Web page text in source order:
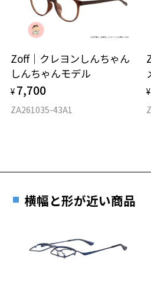
タイプ
材質
Zoff｜クレヨンしんちゃん
しんちゃんモデル
¥ 7,700
ZA261035-43A1
¥
横幅と形が近い商品